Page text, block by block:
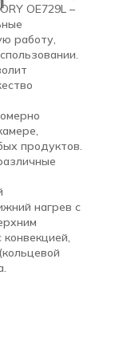
OE729L –
работу,
продуктов.
нагрев с